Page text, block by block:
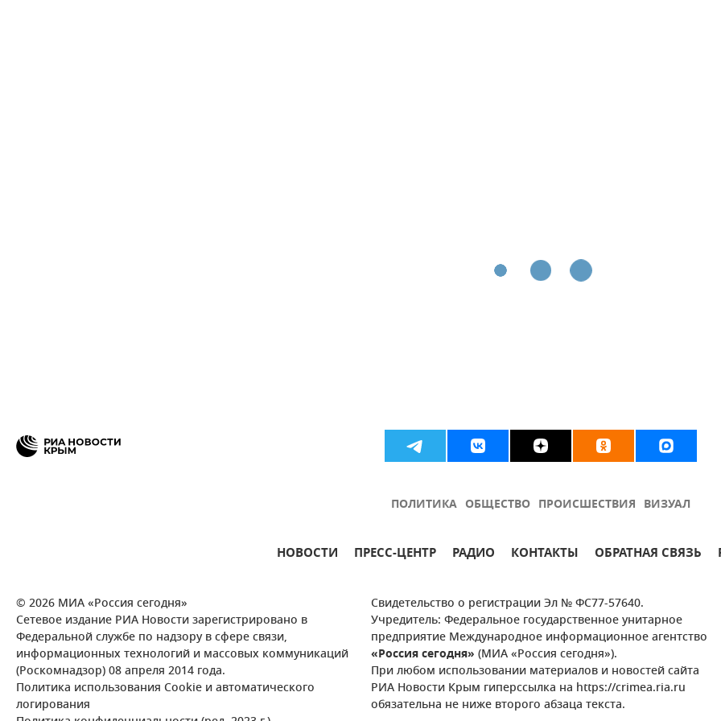
ПОЛИТИКА ОБЩЕСТВО ПРОИСШЕСТВИЯ ВИЗУАЛ
НОВОСТИ ПРЕСС-ЦЕНТР РАДИО КОНТАКТЫ ОБРАТНАЯ СВЯЗЬ
© 2026 МИА «Россия сегодня»
Сетевое издание РИА Новости зарегистрировано в
Федеральной службе по надзору в сфере связи,
информационных технологий и массовых коммуникаций
(Роскомнадзор) 08 апреля 2014 года.
Политика использования Cookie и автоматического
логирования
Свидетельство о регистрации Эл № ФС77-57640.
Учредитель: Федеральное государственное унитарное
предприятие Международное информационное агентство
«Россия сегодня» (МИА «Россия сегодня»).
При любом использовании материалов и новостей сайта
РИА Новости Крым гиперссылка на https://crimea.ria.ru
обязательна не ниже второго абзаца текста.